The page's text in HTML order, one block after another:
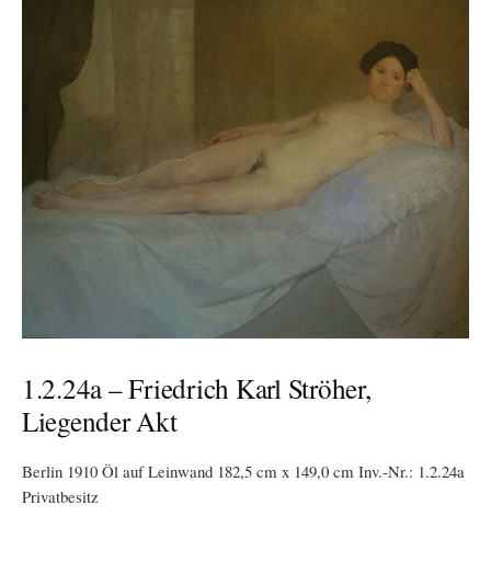
1.2.24a – Friedrich Karl Ströher,
Liegender Akt
Berlin 1910 Öl auf Leinwand 182,5 cm x 149,0 cm Inv.-Nr.: 1.2.24a
Privatbesitz